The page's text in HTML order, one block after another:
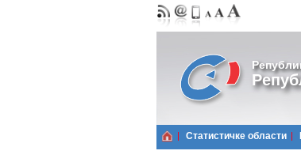
Статистичке области